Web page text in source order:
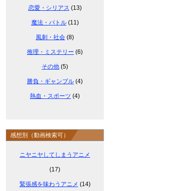
恋愛・シリアス (13)
魔法・バトル(11)
風刺・社会 (8)
推理・ミステリー (6)
その他 (5)
勝負・ギャンブル (4)
熱血・スポーツ (4)
感想別（動画検索可）
ニヤニヤしてしまうアニメ
(17)
緊張感を味わうアニメ (14)